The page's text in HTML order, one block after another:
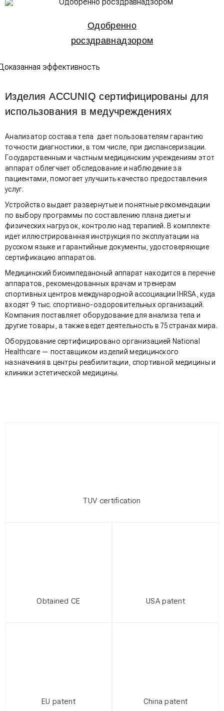
Одобренно
росздравнадзором
Изделия ACCUNIQ сертифицированы для
использования в медучреждениях
Анализатор состава тела дает пользователям гарантию
точности диагностики, в том числе, при диспансеризации.
Государственным и частным медицинским учреждениям этот
аппарат облегчает обследование и наблюдение за
пациентами, помогает улучшить качество предоставления
услуг.
Устройство выдает развернутые и понятные рекомендации
по выбору программы по составлению плана диеты и
физических нагрузок, контролю над терапией. В комплекте
идет иллюстрированная инструкция по эксплуатации на
русском языке и гарантийные документы, удостоверяющие
сертификацию аппаратов.
Медицинский биоимпедансный аппарат находится в перечне
аппаратов, рекомендованных врачам и тренерам
спортивных центров международной ассоциации IHRSA, куда
входят 9 тыс. спортивно-оздоровительных организаций.
Компания поставляет оборудование для анализа тела и
другие товары, а также ведет деятельность в 75 странах мира.
Оборудование сертифицировано организацией National
Healthcare — поставщиком изделий медицинского
назначения в центры реабилитации, спортивной медицины и
клиники эстетической медицины.
Obtained CE USA patent
EU patent China patent
TUV certification